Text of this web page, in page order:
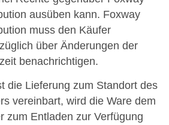
ausüben kann. Foxway
muss den Käufer
über Änderungen der
benachrichtigen.
die Lieferung zum Standort des
vereinbart, wird die Ware dem
zum Entladen zur Verfügung